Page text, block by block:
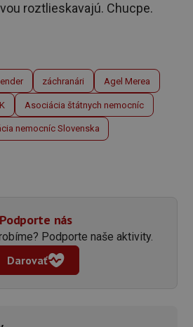
roztlieskavajú. Chucpe.
záchranári Agel Merea
Asociácia štátnych nemocníc
nemocníc Slovenska
Podporte nás
Podporte naše aktivity.
Darovať